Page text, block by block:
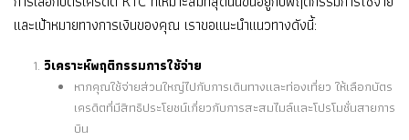
และเป้าหมายทางการเงินของคุณ เราขอแนะนำแนวทางดังนี้:
วิเคราะห์พฤติกรรมการใช้จ่าย
หากคุณใช้จ่ายส่วนใหญ่ไปกับการเดินทางและท่องเที่ยว ให้เลือกบัตร
เครดิตที่มีสิทธิประโยชน์เกี่ยวกับการสะสมไมล์และโปรโมชั่นสายการ
บิน